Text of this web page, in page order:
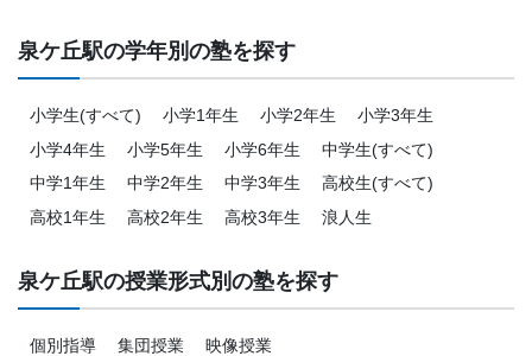
泉ケ丘駅の学年別の塾を探す
小学生(すべて) 小学1年生 小学2年生
小学3年生
小学4年生
小学5年生 小学6年生
中学生(すべて)
中学1年生
中学2年生 中学3年生
高校生(すべて)
高校1年生
高校2年生 高校3年生 浪人生
泉ケ丘駅の授業形式別の塾を探す
個別指導 集団授業 映像授業